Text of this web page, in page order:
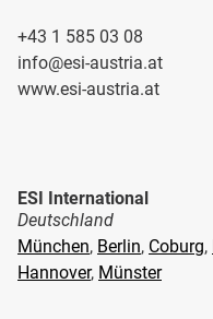
+43 1 585 03 08
info@esi-austria.at
www.esi-austria.at
ESI International
Deutschland
München, Berlin, Coburg,
Hannover, Münster